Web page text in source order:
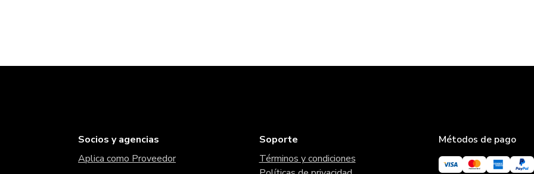
Socios y agencias
Aplica como Proveedor
Soporte
Términos y condiciones
Métodos de pago